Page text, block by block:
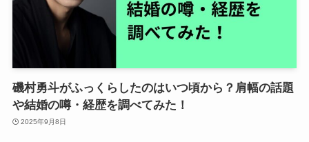
磯村勇斗がふっくらしたのはいつ頃から？肩幅の話題
や結婚の噂・経歴を調べてみた！
2025年9月8日